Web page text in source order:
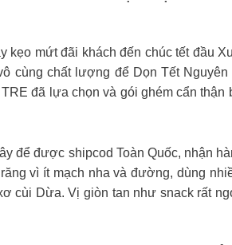
mứt đãi khách đến chúc tết đầu
cùng chất lượng để Dọn Tết
đã lựa chọn và gói ghém cẩn
để được shipcod Toàn Quốc, nhận
vì ít mạch nha và đường, dùng
cùi Dừa. Vị giòn tan như snack rất